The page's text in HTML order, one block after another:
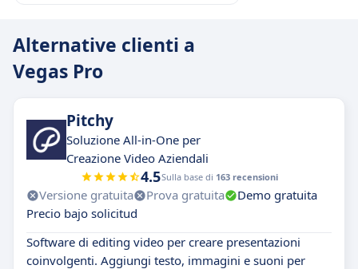
Alternative clienti a
Vegas Pro
Pitchy
Soluzione All-in-One per
Creazione Video Aziendali
4.5Sulla base di 163 recensioni
Versione gratuita Prova gratuita
Demo gratuita
Precio bajo solicitud
Software di editing video per creare presentazioni
coinvolgenti. Aggiungi testo, immagini e suoni per